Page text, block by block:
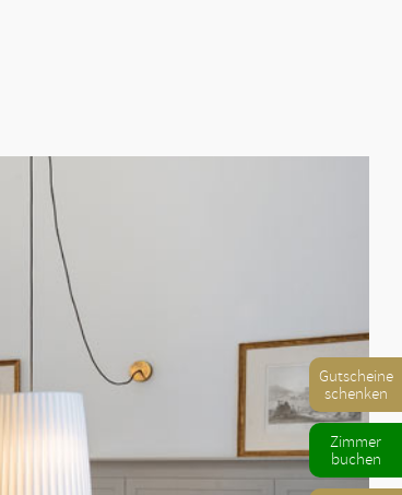
Gutscheine
schenken
Zimmer
buchen